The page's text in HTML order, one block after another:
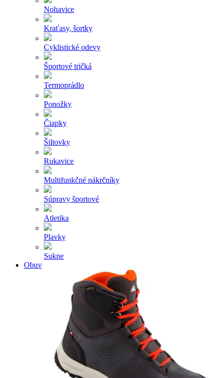
Nohavice
Kraťasy, šortky
Cyklistické odevy
Športové tričká
Termoprádlo
Ponožky
Čiapky
Šiltovky
Rukavice
Multifunkčné nákrčníky
Súpravy športové
Atletika
Plavky
Sukne
Obuv